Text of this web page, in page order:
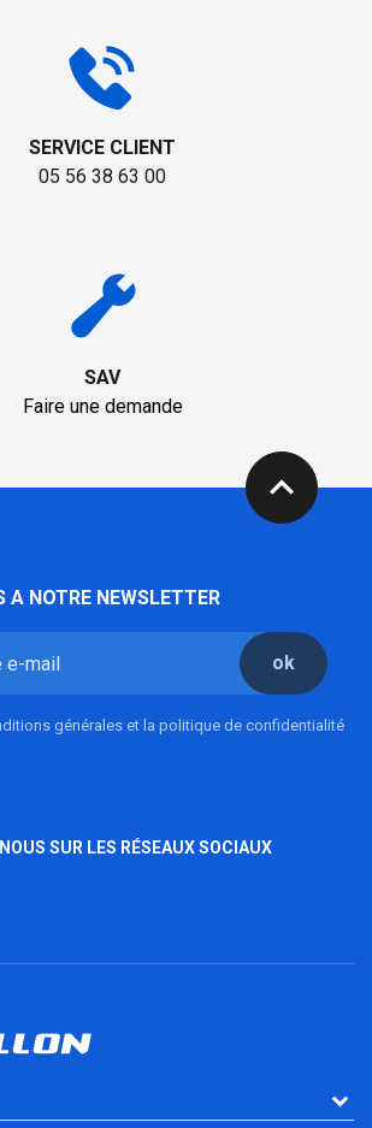
SERVICE CLIENT
05 56 38 63 00
SAV
Faire une demande
expand_less
A NOTRE NEWSLETTER
ok
générales et la politique de confidentialité
SUR LES RÉSEAUX SOCIAUX